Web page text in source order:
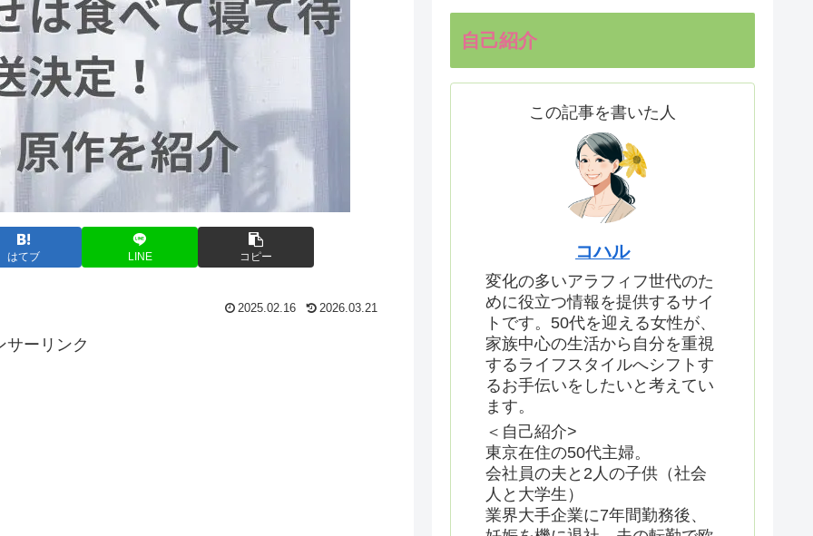
はてブ LINE コピー
2025.02.16 2026.03.21
サーリンク
自己紹介
この記事を書いた人
コハル
変化の多いアラフィフ世代のた
めに役立つ情報を提供するサイ
トです。50代を迎える女性が、
家族中心の生活から自分を重視
するライフスタイルへシフトす
るお手伝いをしたいと考えてい
ます。
＜自己紹介>
東京在住の50代主婦。
会社員の夫と2人の子供（社会
人と大学生）
業界大手企業に7年間勤務後、